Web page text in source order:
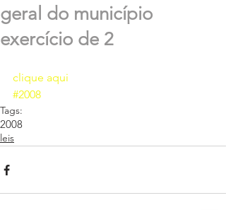
geral do município
exercício de 2
clique aqui
#2008
Tags:
2008
leis